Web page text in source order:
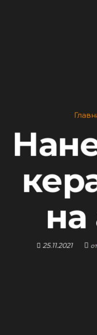
на
25.11.2021 от